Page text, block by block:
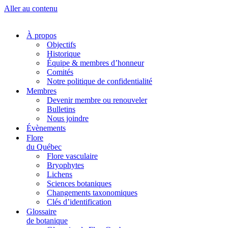
Aller au contenu
À propos
Objectifs
Historique
Équipe & membres d’honneur
Comités
Notre politique de confidentialité
Membres
Devenir membre ou renouveler
Bulletins
Nous joindre
Évènements
Flore
du Québec
Flore vasculaire
Bryophytes
Lichens
Sciences botaniques
Changements taxonomiques
Clés d’identification
Glossaire
de botanique